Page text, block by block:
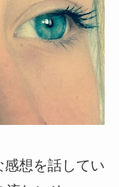
想を話してい